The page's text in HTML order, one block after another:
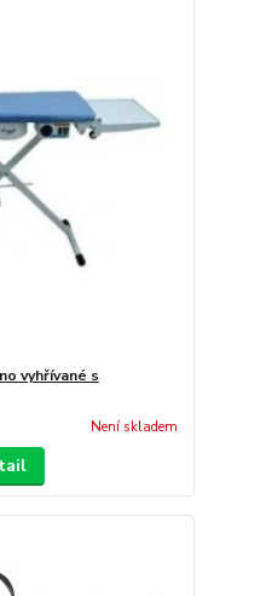
vyhřívané s
Není skladem